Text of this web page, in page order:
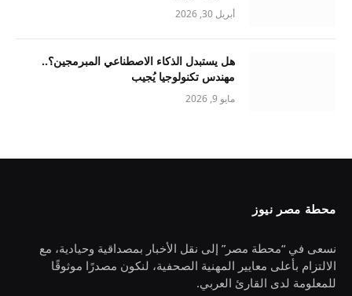
أبريل 30, 2026
هل يستبدل الذكاء الاصطناعي المبرمجين؟..
مهندس تكنولوجيا يُجيب
مايو 9, 2026
محطة مصر نيوز
نسعى في “محطة مصر” إلى نقل الأخبار بمصداقية وحيادية، مع
الالتزام بأعلى معايير المهنية الصحفية، لنكون مصدرًا موثوقًا
للمعلومة لدى القارئ العربي.